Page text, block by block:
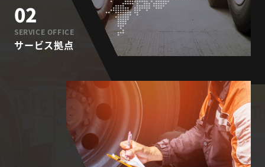
02
SERVICE OFFICE
サービス拠点